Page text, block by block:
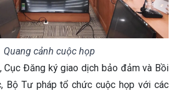
Quang cảnh cuộc họp
Cục Đăng ký giao dịch bảo đảm và Bồi
Bộ Tư pháp tổ chức cuộc họp với các